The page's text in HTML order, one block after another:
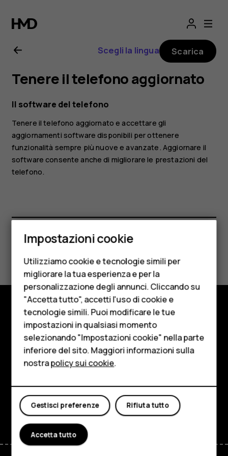
Manuale
d’uso
del
Nokia
2.2
Smartphone
Cellulari
Telefoni per anziani
Accessori
HMD Terra M
Per le imprese
Tablet
Negozio
Il mio account
Scegli la lingua Scarica
Tenere il telefono aggiornato
Il software del telefono
Tenere il telefono aggiornato e accettare gli
aggiornamenti software disponibili per ottenere
funzionalità sempre più nuove e avanzate. Aggiornare il
software consente anche di migliorare le prestazioni del
telefono.
Ti è stato d'aiuto?
Sì No
Negozio
Informazioni su
Planet and people
Assistenza
FacebookInstagram
TiktokYoutubeLinkedinDiscord
Impostazioni cookie
Utilizziamo cookie e tecnologie simili per
migliorare la tua esperienza e per la
personalizzazione degli annunci. Cliccando su
"Accetta tutto", accetti l'uso di cookie e
tecnologie simili. Puoi modificare le tue
impostazioni in qualsiasi momento
selezionando "Impostazioni cookie" nella parte
inferiore del sito. Maggiori informazioni sulla
nostrapolicy sui cookie.
Rifiuta tutto
Gestisci preferenze
Accetta tutto